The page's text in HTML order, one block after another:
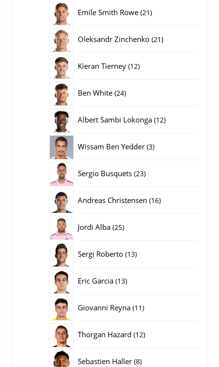
Emile Smith Rowe 2121
Oleksandr Zinchenko 2121
Kieran Tierney 1212
Ben White 2424
Albert Sambi Lokonga 1212
Wissam Ben Yedder 33
Sergio Busquets 2323
Andreas Christensen 1616
Jordi Alba 2525
Sergi Roberto 1313
Eric Garcia 1313
Giovanni Reyna 1111
Thorgan Hazard 1212
Sebastien Haller 88